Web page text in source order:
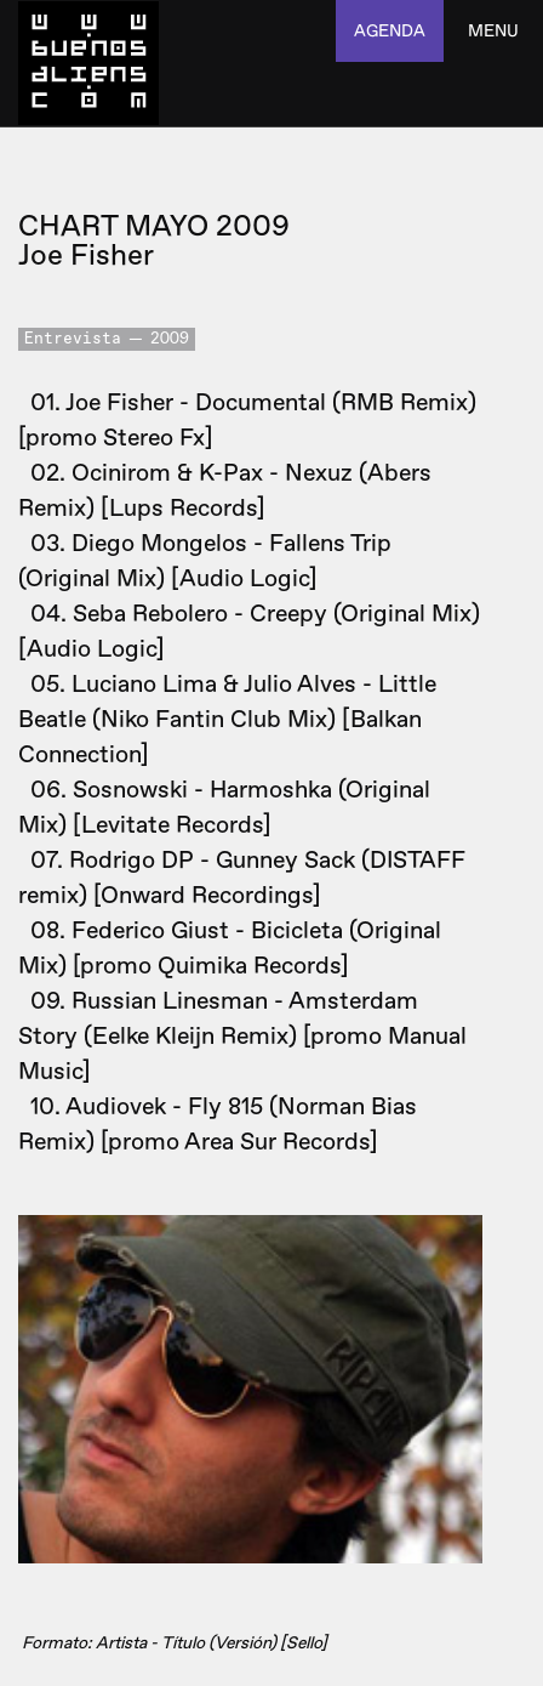
AGENDA MENU
CHART MAYO 2009
Joe Fisher
Entrevista 2009
01. Joe Fisher - Documental (RMB Remix)
[promo Stereo Fx]
02. Ocinirom & K-Pax - Nexuz (Abers
Remix) [Lups Records]
03. Diego Mongelos - Fallens Trip
(Original Mix) [Audio Logic]
04. Seba Rebolero - Creepy (Original Mix)
[Audio Logic]
05. Luciano Lima & Julio Alves - Little
Beatle (Niko Fantin Club Mix) [Balkan
Connection]
06. Sosnowski - Harmoshka (Original
Mix) [Levitate Records]
07. Rodrigo DP - Gunney Sack (DISTAFF
remix) [Onward Recordings]
08. Federico Giust - Bicicleta (Original
Mix) [promo Quimika Records]
09. Russian Linesman - Amsterdam
Story (Eelke Kleijn Remix) [promo Manual
Music]
10. Audiovek - Fly 815 (Norman Bias
Remix) [promo Area Sur Records]
Formato: Artista - Título (Versión) [Sello]